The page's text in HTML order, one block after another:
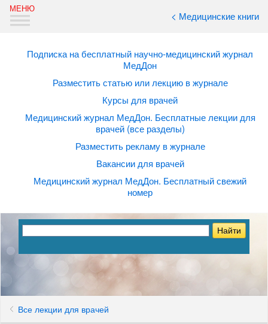
< Медицинские книги
Подписка на бесплатный научно-медицинский журнал
МедДон
Разместить статью или лекцию в журнале
Курсы для врачей
Медицинский журнал МедДон. Бесплатные лекции для
врачей (все разделы)
Разместить рекламу в журнале
Вакансии для врачей
Медицинский журнал МедДон. Бесплатный свежий
номер
Все лекции для врачей